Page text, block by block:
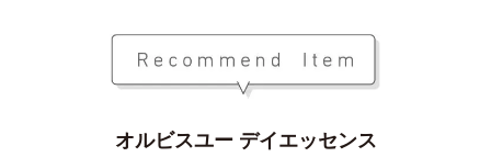
オルビスユー デイエッセンス